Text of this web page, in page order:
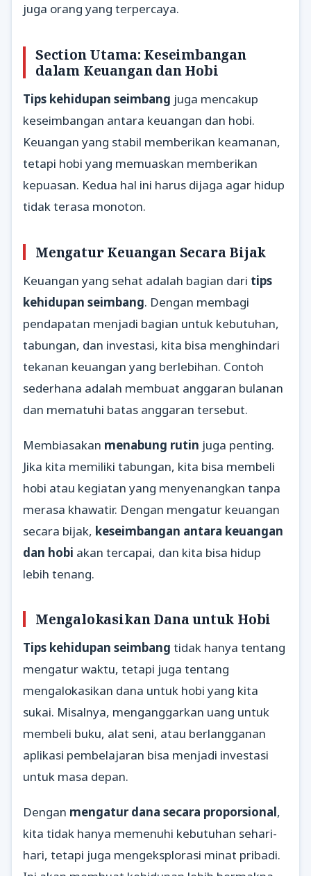
juga orang yang terpercaya.
Section Utama: Keseimbangan
dalam Keuangan dan Hobi
Tips kehidupan seimbang juga mencakup
keseimbangan antara keuangan dan hobi.
Keuangan yang stabil memberikan keamanan,
tetapi hobi yang memuaskan memberikan
kepuasan. Kedua hal ini harus dijaga agar hidup
tidak terasa monoton.
Mengatur Keuangan Secara Bijak
Keuangan yang sehat adalah bagian dari tips
kehidupan seimbang. Dengan membagi
pendapatan menjadi bagian untuk kebutuhan,
tabungan, dan investasi, kita bisa menghindari
tekanan keuangan yang berlebihan. Contoh
sederhana adalah membuat anggaran bulanan
dan mematuhi batas anggaran tersebut.
Membiasakan menabung rutin juga penting.
Jika kita memiliki tabungan, kita bisa membeli
hobi atau kegiatan yang menyenangkan tanpa
merasa khawatir. Dengan mengatur keuangan
secara bijak, keseimbangan antara keuangan
dan hobi akan tercapai, dan kita bisa hidup
lebih tenang.
Mengalokasikan Dana untuk Hobi
Tips kehidupan seimbang tidak hanya tentang
mengatur waktu, tetapi juga tentang
mengalokasikan dana untuk hobi yang kita
sukai. Misalnya, menganggarkan uang untuk
membeli buku, alat seni, atau berlangganan
aplikasi pembelajaran bisa menjadi investasi
untuk masa depan.
Dengan mengatur dana secara proporsional,
kita tidak hanya memenuhi kebutuhan sehari-
hari, tetapi juga mengeksplorasi minat pribadi.